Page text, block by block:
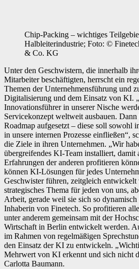
Chip-Packing – wichtiges
Halbleiterindustrie; Foto: ©
& Co. KG
Unter den Geschwistern, die innerhalb
Mitarbeiter beschäftigten, herrscht ein
Themen der Unternehmensführung und
Digitalisierung und dem Einsatz von KI.
Innovationsführer in unserer Nische
Servicekonzept weltweit ausbauen.
Roadmap aufgesetzt – diese soll sowohl
in unsere internen Prozesse einfließen“,
die Ziele in ihren Unternehmen. „Wir
übergreifendes KI-Team installiert, damit
Erfahrungen der anderen profitieren
können KI-Lösungen für jedes
Geschwister führen, zeitgleich
strategisches Thema für jeden von uns,
Arbeit, gerade weil sie sich so
Inhaberin von Finetech. So profitieren
unter anderem gemeinsam mit der
Wirtschaft in Berlin entwickelt werden.
im Rahmen von regelmäßigen
den Einsatz der KI zu entwickeln.
Mehrwert von KI erkennt und sich nicht
Carlotta Baumann.